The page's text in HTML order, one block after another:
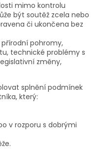
mimo kontrolu
být soutěž zcela nebo
či ukončena bez
pohromy,
technické problémy s
změny,
splnění podmínek
který:
v rozporu s dobrými